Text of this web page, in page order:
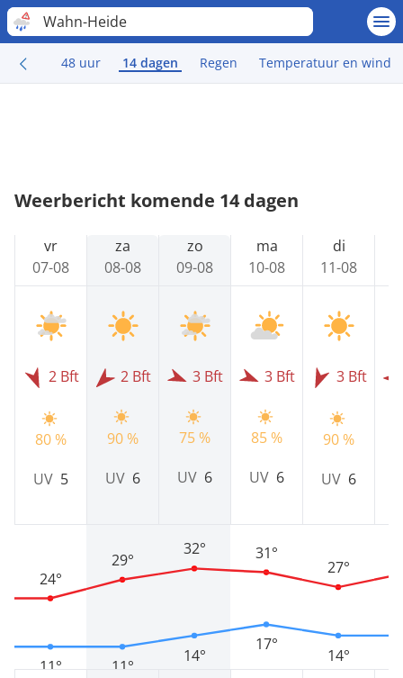
Wahn-Heide
48 uur 14 dagen Regen Temperatuur en wind
Weerbericht komende 14 dagen
vr
07-08
2 Bft
80 %
UV 5
11°
24°
za
08-08
2 Bft
90 %
UV 6
11°
29°
zo
09-08
3 Bft
75 %
UV 6
14°
32°
ma
10-08
3 Bft
85 %
UV 6
17°
31°
di
11-08
3 Bft
90 %
UV 6
14°
27°